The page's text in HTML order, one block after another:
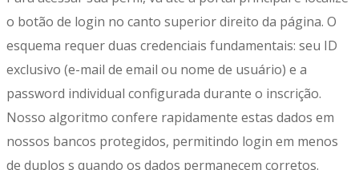
o botão de login no canto superior direito da página. O
esquema requer duas credenciais fundamentais: seu ID
exclusivo (e-mail de email ou nome de usuário) e a
password individual configurada durante o inscrição.
Nosso algoritmo confere rapidamente estas dados em
nossos bancos protegidos, permitindo login em menos
de duplos s quando os dados permanecem corretos.